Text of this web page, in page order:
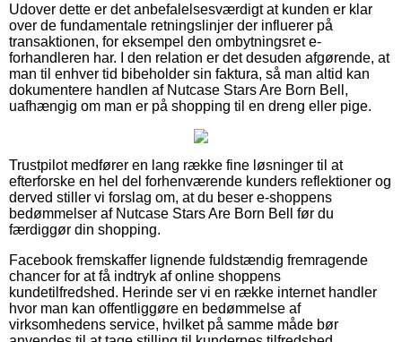
Udover dette er det anbefalelsesværdigt at kunden er klar
over de fundamentale retningslinjer der influerer på
transaktionen, for eksempel den ombytningsret e-
forhandleren har. I den relation er det desuden afgørende, at
man til enhver tid bibeholder sin faktura, så man altid kan
dokumentere handlen af Nutcase Stars Are Born Bell,
uafhængig om man er på shopping til en dreng eller pige.
Trustpilot medfører en lang række fine løsninger til at
efterforske en hel del forhenværende kunders reflektioner og
derved stiller vi forslag om, at du beser e-shoppens
bedømmelser af Nutcase Stars Are Born Bell før du
færdiggør din shopping.
Facebook fremskaffer lignende fuldstændig fremragende
chancer for at få indtryk af online shoppens
kundetilfredshed. Herinde ser vi en række internet handler
hvor man kan offentliggøre en bedømmelse af
virksomhedens service, hvilket på samme måde bør